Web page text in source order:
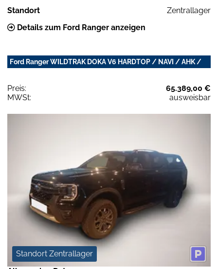
Standort
Zentrallager
Details zum Ford Ranger anzeigen
Ford Ranger WILDTRAK DOKA V6 HARDTOP / NAVI / AHK /
Preis:
65.389,00 €
MWSt:
ausweisbar
Standort Zentrallager